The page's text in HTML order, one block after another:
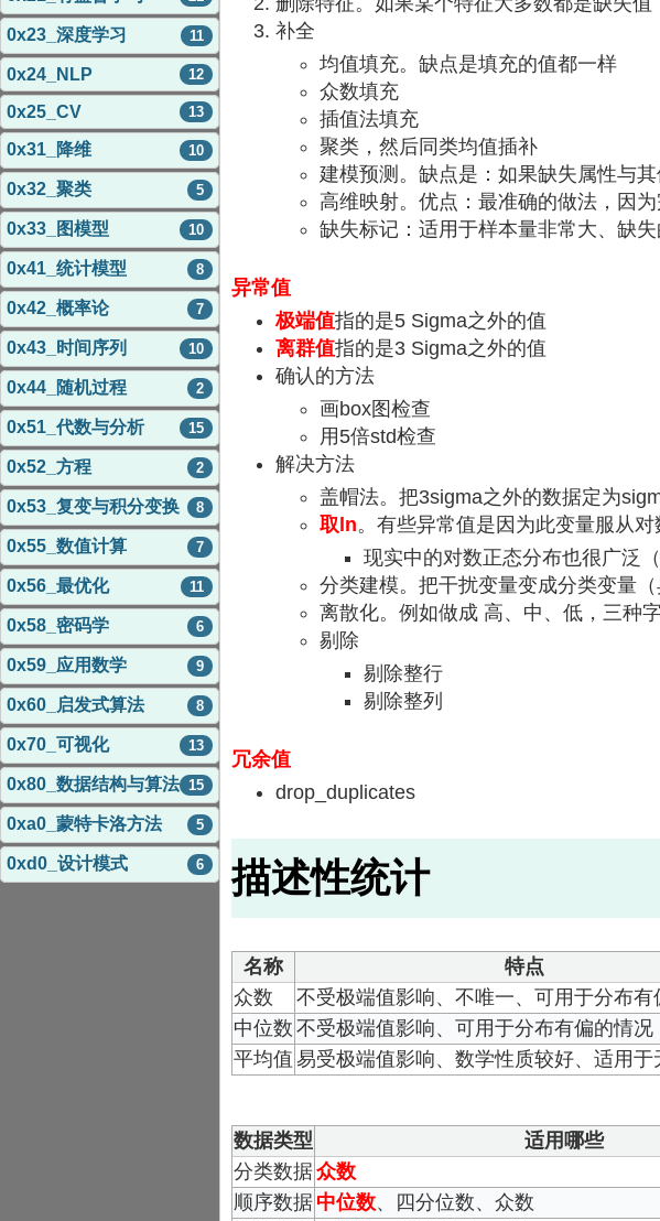
0x23_深度学习 11
0x24_NLP 12
0x25_CV 13
0x31_降维 10
0x32_聚类 5
0x33_图模型 10
0x41_统计模型 8
0x42_概率论 7
0x43_时间序列 10
0x44_随机过程 2
0x51_代数与分析 15
0x52_方程 2
0x53_复变与积分变换 8
0x55_数值计算 7
0x56_最优化 11
0x58_密码学 6
0x59_应用数学 9
0x60_启发式算法 8
0x70_可视化 13
0x80_数据结构与算法 15
0xa0_蒙特卡洛方法 5
0xd0_设计模式 6
补全
均值填充。缺点是填充的值都一样
众数填充
插值法填充
聚类，然后同类均值插补
建模预测。缺点是：如果缺失属性与
高维映射。优点：最准确的做法，因
缺失标记：适用于样本量非常大、缺
异常值
极端值指的是5 Sigma之外的值
离群值指的是3 Sigma之外的值
确认的方法
画box图检查
用5倍std检查
解决方法
盖帽法。把3sigma之外的数据定为
取ln。有些异常值是因为此变量服从
现实中的对数正态分布也很广泛
分类建模。把干扰变量变成分类变量（
离散化。例如做成 高、中、低，三种字
剔除
剔除整行
剔除整列
冗余值
drop_duplicates
描述性统计
名称
特点
众数
不受极端值影响、不唯一、可用于分布有
中位数 不受极端值影响、可用于分布有偏的情况
平均值 易受极端值影响、数学性质较好、适用于
数据类型
适用哪些
分类数据众数
顺序数据 中位数、四分位数、众数